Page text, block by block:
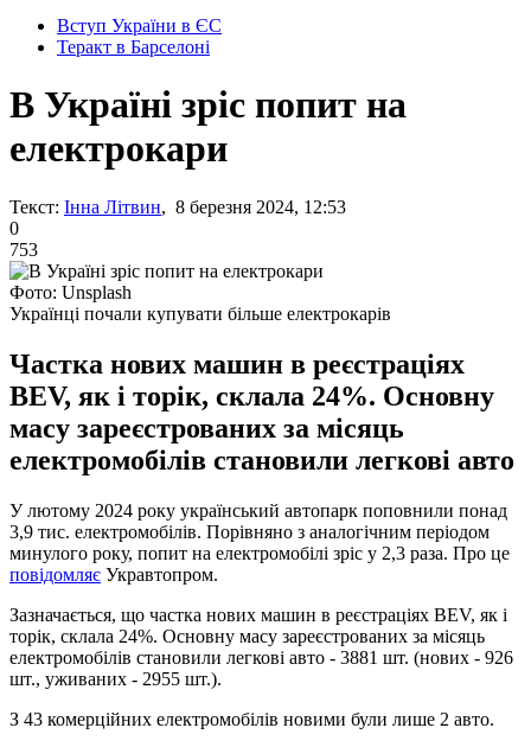
Вступ України в ЄС
Теракт в Барселоні
В Україні зріс попит на
електрокари
Текст: Інна Літвин, 8 березня 2024, 12:53
0
753
Фото: Unsplash
Українці почали купувати більше електрокарів
Частка нових машин в реєстраціях
BEV, як і торік, склала 24%. Основну
масу зареєстрованих за місяць
електромобілів становили легкові авто
У лютому 2024 року український автопарк поповнили понад
3,9 тис. електромобілів. Порівняно з аналогічним періодом
минулого року, попит на електромобілі зріс у 2,3 раза. Про це
повідомляє Укравтопром.
Зазначається, що частка нових машин в реєстраціях BEV, як і
торік, склала 24%. Основну масу зареєстрованих за місяць
електромобілів становили легкові авто - 3881 шт. (нових - 926
шт., уживаних - 2955 шт.).
З 43 комерційних електромобілів новими були лише 2 авто.